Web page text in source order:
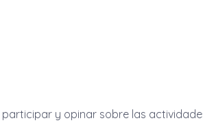
y opinar sobre las